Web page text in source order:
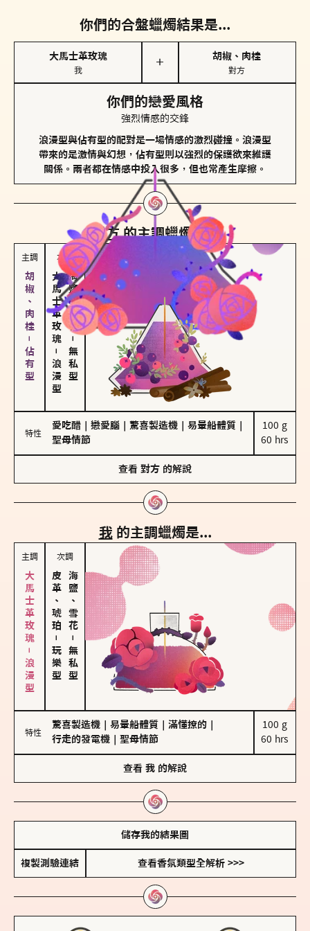
你們的合盤蠟燭結果是...
大馬士革玫瑰
我
＋
胡椒、肉桂
對方
你們的戀愛風格
強烈情感的交鋒
浪漫型與佔有型的配對是一場情感的激烈碰撞。浪漫型
帶來的是激情與幻想，佔有型則以強烈的保護欲來維護
關係。兩者都在情感中投入很多，但也常產生摩擦。
對方的主調蠟燭是...
主調
胡椒、肉桂－佔有型
次調
大馬士革玫瑰
－
浪漫型
海鹽、雪花
－
無私型
特性
愛吃醋 戀愛腦 驚喜製造機 易暈船體質
聖母情節
100 g
60 hrs
查看 對方 的解說
我 的主調蠟燭是...
主調
大馬士革玫瑰－浪漫型
次調
皮革、琥珀
－
玩樂型
海鹽、雪花
－
無私型
特性
驚喜製造機 易暈船體質 滿懂撩的
行走的發電機
聖母情節
100 g
60 hrs
查看 我 的解說
儲存我的結果圖
複製測驗連結 查看香氛類型全解析 >>>